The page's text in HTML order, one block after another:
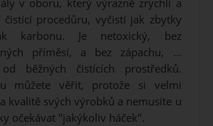
v oboru, který výrazně zrychlí a
čistící procedůru, vyčistí jak zbytky
karbonu. Je netoxický, bez
příměsí, a bez zápachu, ...
běžných čistících prostředků.
můžete věřit, protože si velmi
kvalitě svých výrobků a nemusíte u
očekávat "jakýkoliv háček".